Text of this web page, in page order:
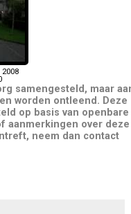
samengesteld, maar
worden ontleend. Deze
op basis van openbare
aanmerkingen over deze
neem dan contact